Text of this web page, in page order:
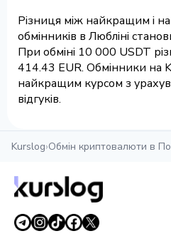
Різниця між найкращим і
обмінників в Любліні
При обміні 10 000 USDT
414.43 EUR. Обмінники на
найкращим курсом з
відгуків.
Kurslog›Обмін криптовалюти в